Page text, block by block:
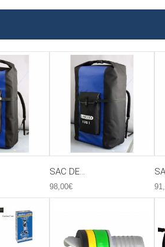
SAC DE...
98,00€